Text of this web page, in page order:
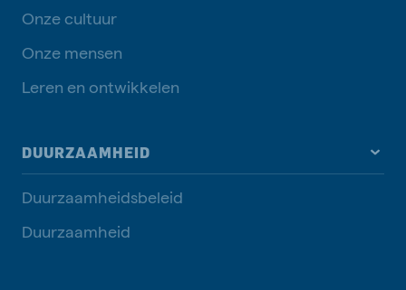
Onze cultuur
Onze mensen
Leren en ontwikkelen
DUURZAAMHEID
Duurzaamheidsbeleid
Duurzaamheid